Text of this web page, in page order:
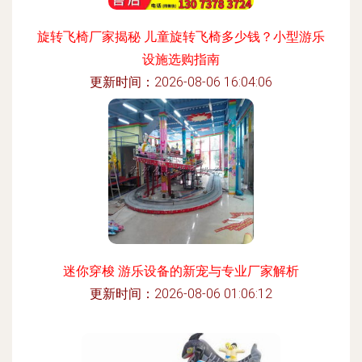
旋转飞椅厂家揭秘 儿童旋转飞椅多少钱？小型游乐
设施选购指南
更新时间：2026-08-06 16:04:06
迷你穿梭 游乐设备的新宠与专业厂家解析
更新时间：2026-08-06 01:06:12